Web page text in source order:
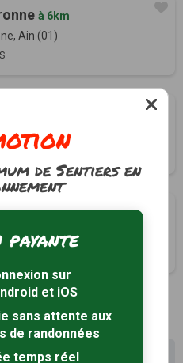
à 6km
Ain (01)
Paradisà 8km
de Sentiers en
payante
sur
et iOS
sans attente aux
de randonnées
temps réel